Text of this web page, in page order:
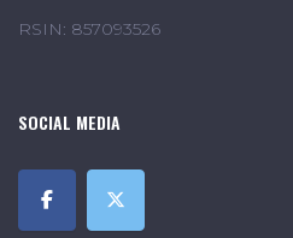
RSIN: 857093526
SOCIAL MEDIA